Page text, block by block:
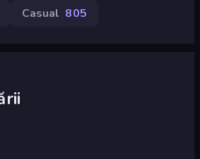
Casual 805